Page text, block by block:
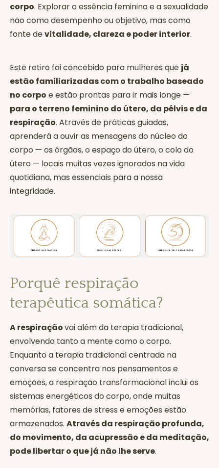
corpo. Explorar a essência feminina e a sexualidade
não como desempenho ou objetivo, mas como
fonte devitalidade, clareza e poder interior.
Este retiro foi concebido para mulheres que já
estão familiarizadas com o trabalho baseado
no corpo e estão prontas para ir mais longe —
para o terreno feminino do útero, da pélvis e da
respiração. Através de práticas guiadas,
aprenderá a ouvir as mensagens do núcleo do
corpo — os órgãos, o espaço do útero, o colo do
útero — locais muitas vezes ignorados na vida
quotidiana, mas essenciais para a nossa
integridade.
Porquê respiração
terapêutica somática?
A respiraçãovai além da terapia tradicional,
envolvendo tanto a mente como o corpo.
Enquanto a terapia tradicional centrada na
conversa se concentra nos pensamentos e
emoções, a respiração transformacional inclui os
sistemas energéticos do corpo, onde muitas
memórias, fatores de stress e emoções estão
armazenados. Através da respiração profunda,
do movimento, da acupressão e da meditação,
pode libertar o que já não lhe serve.